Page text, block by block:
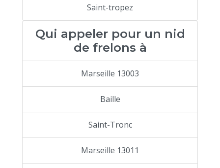
Saint-tropez
Qui appeler pour un nid
de frelons à
Marseille 13003
Baille
Saint-Tronc
Marseille 13011